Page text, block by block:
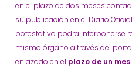
en el plazo de dos meses
su publicación en el Diario
potestativo podrá interponerse
mismo órgano a través del
enlazado en el plazo de un mes